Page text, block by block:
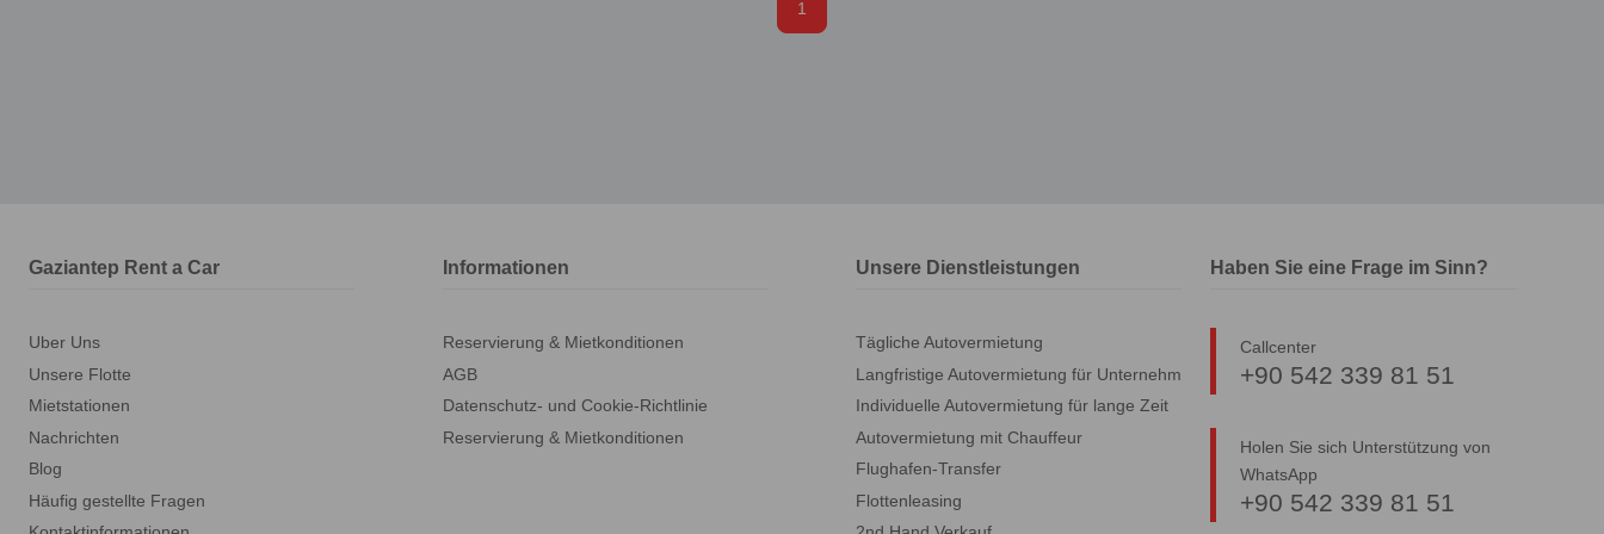
1
Gaziantep Rent a Car
Uber Uns
Unsere Flotte
Mietstationen
Nachrichten
Blog
Häufig gestellte Fragen
Informationen
Reservierung & Mietkonditionen
AGB
Datenschutz- und Cookie-Richtlinie
Reservierung & Mietkonditionen
Unsere Dienstleistungen
Tägliche Autovermietung
Langfristige Autovermietung für Unternehmen
Individuelle Autovermietung für lange Zeit
Autovermietung mit Chauffeur
Flughafen-Transfer
Flottenleasing
Haben Sie eine Frage im Sinn?
Callcenter
+90 542 339 81 51
Holen Sie sich Unterstützung von
WhatsApp
+90 542 339 81 51